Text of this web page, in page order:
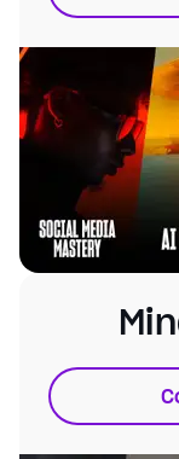
Playback Rate
Descriptions
descriptions off
Subtitles
subtitles
subtitles off,
Audio Track
This is a modal
Beginning of